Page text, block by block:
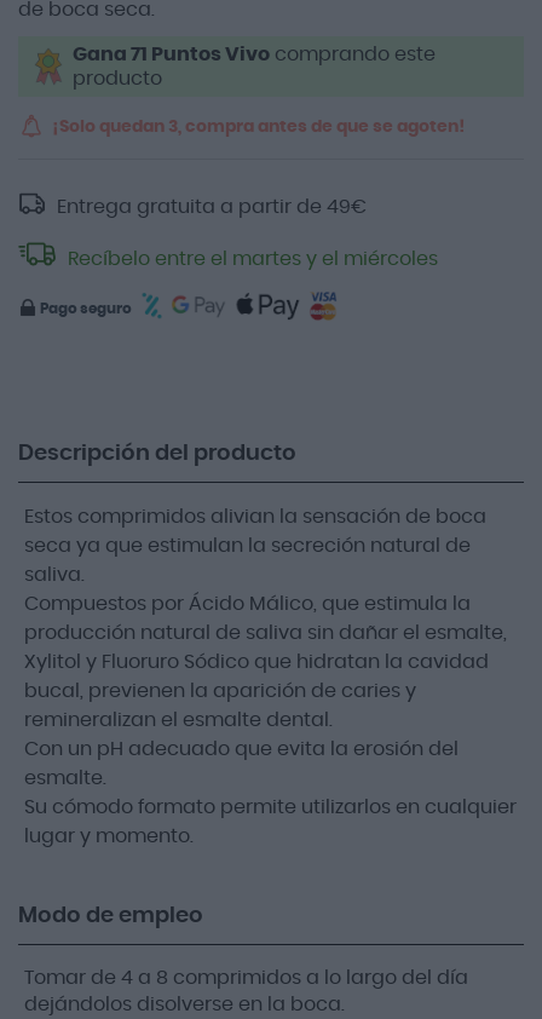
de boca seca.
Gana 71 Puntos Vivo comprando este
producto
¡Solo quedan 3, compra antes de que se agoten!
Entrega gratuita a partir de 49€
Recíbelo entre el martes y el miércoles
Pago seguro
Descripción del producto
Estos comprimidos alivian la sensación de boca
seca ya que estimulan la secreción natural de
saliva.
Compuestos por Ácido Málico, que estimula la
producción natural de saliva sin dañar el esmalte,
Xylitol y Fluoruro Sódico que hidratan la cavidad
bucal, previenen la aparición de caries y
remineralizan el esmalte dental.
Con un pH adecuado que evita la erosión del
esmalte.
Su cómodo formato permite utilizarlos en cualquier
lugar y momento.
Modo de empleo
Tomar de 4 a 8 comprimidos a lo largo del día
dejándolos disolverse en la boca.